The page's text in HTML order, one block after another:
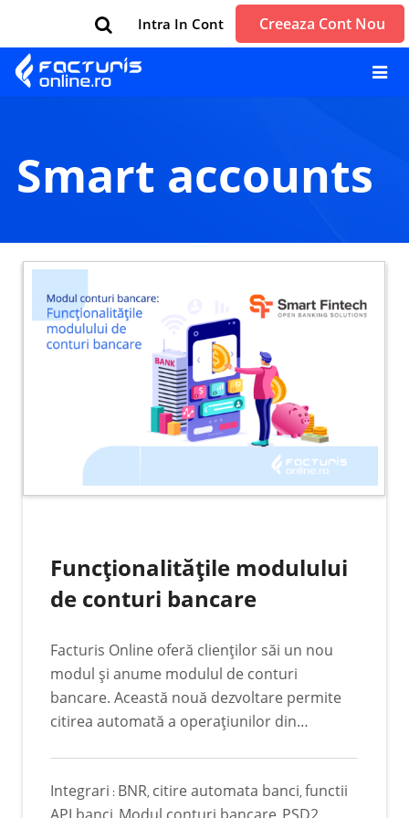
Intra In Cont Creeaza Cont Nou
Smart accounts
Funcţionalităţile modulului
de conturi bancare
Facturis Online oferă clienților săi un nou
modul și anume modulul de conturi
bancare. Această nouă dezvoltare permite
citirea automată a operațiunilor din
manuală a conturilor bancare (cu tokenurile
Integrari : BNR, citire automata banci,functii